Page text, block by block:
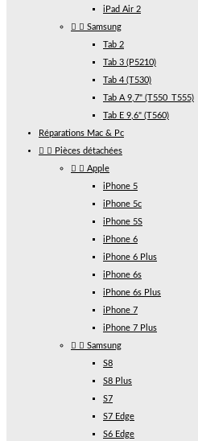
iPad Air 2
  Samsung
Tab 2
Tab 3 (P5210)
Tab 4 (T530)
Tab A 9,7" (T550_T555)
Tab E 9,6" (T560)
Réparations Mac & Pc
  Pièces détachées
  Apple
iPhone 5
iPhone 5c
iPhone 5S
iPhone 6
iPhone 6 Plus
iPhone 6s
iPhone 6s Plus
iPhone 7
iPhone 7 Plus
  Samsung
S8
S8 Plus
S7
S7 Edge
S6 Edge